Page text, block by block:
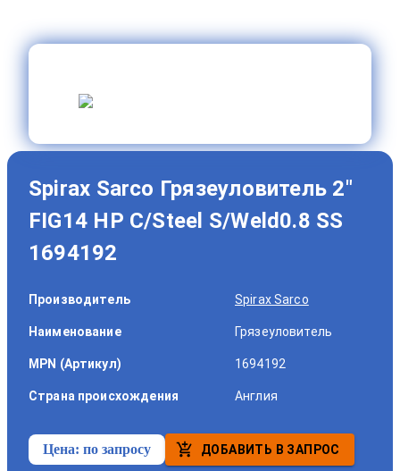
Spirax Sarco Грязеуловитель 2"
FIG14 HP C/Steel S/Weld0.8 SS
1694192
Производитель Spirax Sarco
Наименование Грязеуловитель
MPN (Артикул) 1694192
Страна происхождения Англия
Цена: по запросу ДОБАВИТЬ В ЗАПРОС